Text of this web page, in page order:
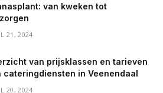
van kweken tot
21, 2024
van prijsklassen en tarieven
cateringdiensten in Veenendaal
20, 2024